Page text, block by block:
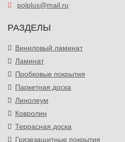
polplus@mail.ru
РАЗДЕЛЫ
Виниловый ламинат
Ламинат
Пробковые покрытия
Паркетная доска
Линолеум
Ковролин
Террасная доска
Грязезащитные покрытия